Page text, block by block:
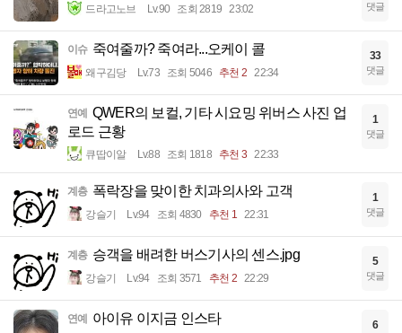
드라고노브 Lv.90 조회 2819 23:02 댓글
이슈 죽여줄까? 죽여라...오케이 콜
왜구김당 Lv.73 조회 5046 추천 2 22:34
33
댓글
연예
QWER의 보컬, 기타 시요밍 위버스 사진 업
로드 근황
큐땁이알 Lv.88 조회 1818 추천 3 22:33
1
댓글
계층 폭락장을 맞이한 치과의사와 고객
강슬기 Lv.94 조회 4830 추천 1 22:31
1
댓글
계층 승객을 배려한 버스기사의 센스.jpg
강슬기 Lv.94 조회 3571 추천 2 22:29
5
댓글
연예 아이유 이지금 인스타 6